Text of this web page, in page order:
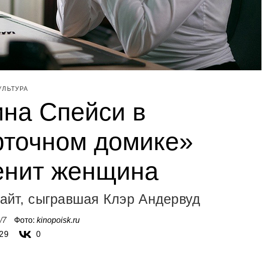
Спейси в
домике»
женщина
сыгравшая Клэр Андервуд
7 Фото: kinopoisk.ru
0